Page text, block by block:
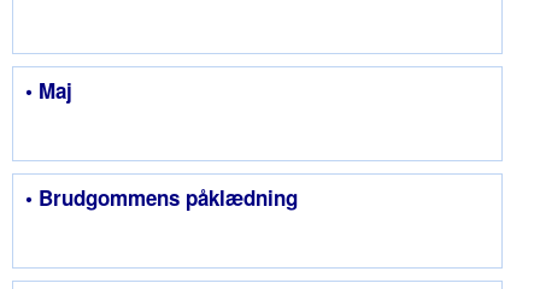
• Maj
• Brudgommens påklædning